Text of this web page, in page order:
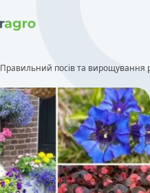
Правильний посів та вирощування